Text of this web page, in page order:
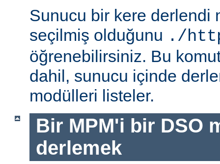
Sunucu bir kere derlendi
seçilmiş olduğunu ./
öğrenebilirsiniz. Bu
dahil, sunucu içinde
modülleri listeler.
Bir MPM'i bir DSO
derlemek